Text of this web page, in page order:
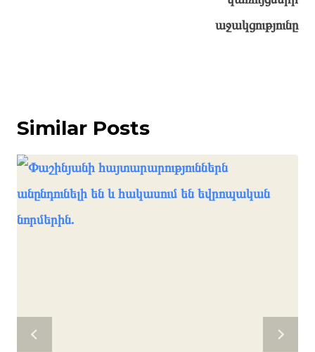
աջակցությունը
Similar Posts